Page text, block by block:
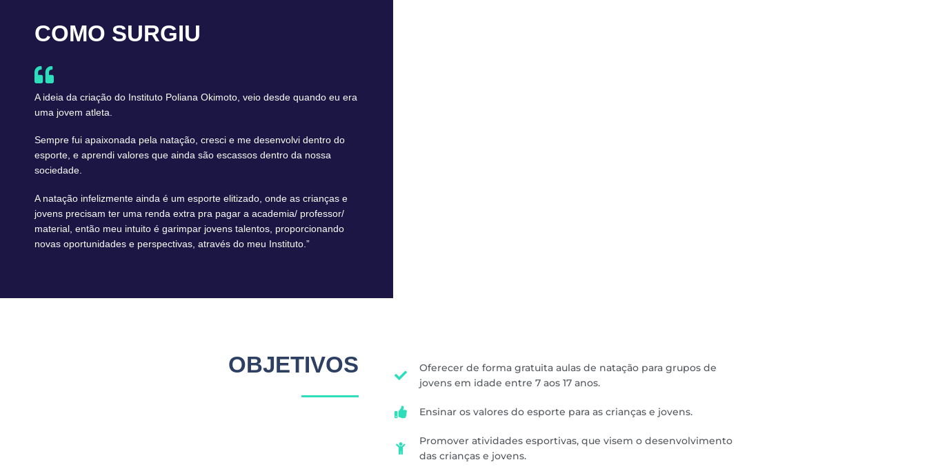
COMO SURGIU
A ideia da criação do Instituto Poliana Okimoto, veio desde quando eu era
uma jovem atleta.
Sempre fui apaixonada pela natação, cresci e me desenvolvi dentro do
esporte, e aprendi valores que ainda são escassos dentro da nossa
sociedade.
A natação infelizmente ainda é um esporte elitizado, onde as crianças e
jovens precisam ter uma renda extra pra pagar a academia/ professor/
material, então meu intuito é garimpar jovens talentos, proporcionando
novas oportunidades e perspectivas, através do meu Instituto.”
OBJETIVOS
Oferecer de forma gratuita aulas de natação para grupos de
jovens em idade entre 7 aos 17 anos.
Ensinar os valores do esporte para as crianças e jovens.
Promover atividades esportivas, que visem o desenvolvimento
das crianças e jovens.